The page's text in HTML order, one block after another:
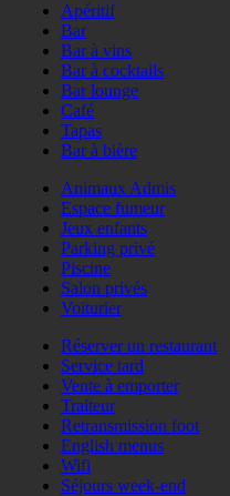
Apéritif
Bar
Bar à vins
Bar à cocktails
Bar lounge
Café
Tapas
Bar à bière
Animaux Admis
Espace fumeur
Jeux enfants
Parking privé
Piscine
Salon privés
Voiturier
Réserver un restaurant
Service tard
Vente à emporter
Traiteur
Retransmission foot
English menus
Wifi
Séjours week-end